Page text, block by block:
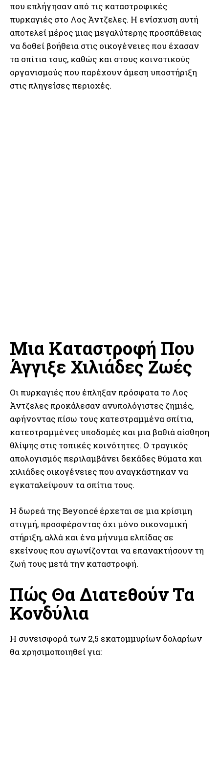
που επλήγησαν από τις καταστροφικές
πυρκαγιές στο Λος Άντζελες. Η ενίσχυση αυτή
αποτελεί μέρος μιας μεγαλύτερης προσπάθειας
να δοθεί βοήθεια στις οικογένειες που έχασαν
τα σπίτια τους, καθώς και στους κοινοτικούς
οργανισμούς που παρέχουν άμεση υποστήριξη
στις πληγείσες περιοχές.
Μια Καταστροφή Που
Άγγιξε Χιλιάδες Ζωές
Οι πυρκαγιές που έπληξαν πρόσφατα το Λος
Άντζελες προκάλεσαν ανυπολόγιστες ζημιές,
αφήνοντας πίσω τους κατεστραμμένα σπίτια,
κατεστραμμένες υποδομές και μια βαθιά αίσθηση
θλίψης στις τοπικές κοινότητες. Ο τραγικός
απολογισμός περιλαμβάνει δεκάδες θύματα και
χιλιάδες οικογένειες που αναγκάστηκαν να
εγκαταλείψουν τα σπίτια τους.
Η δωρεά της Beyoncé έρχεται σε μια κρίσιμη
στιγμή, προσφέροντας όχι μόνο οικονομική
στήριξη, αλλά και ένα μήνυμα ελπίδας σε
εκείνους που αγωνίζονται να επανακτήσουν τη
ζωή τους μετά την καταστροφή.
Πώς Θα Διατεθούν Τα
Κονδύλια
Η συνεισφορά των 2,5 εκατομμυρίων δολαρίων
θα χρησιμοποιηθεί για: